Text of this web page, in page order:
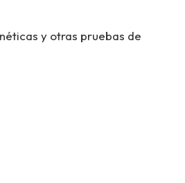
y otras pruebas de